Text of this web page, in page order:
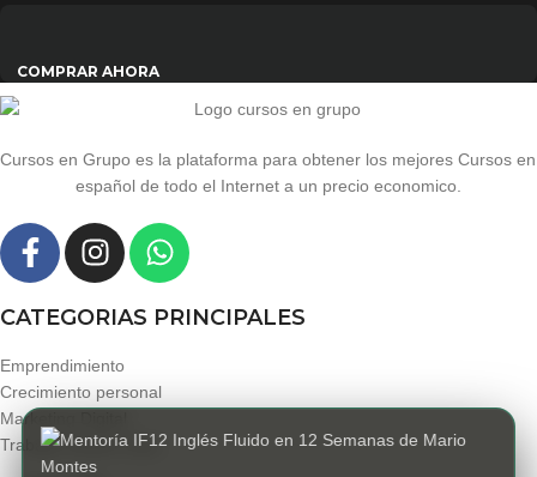
COMPRAR AHORA
Cursos en Grupo es la plataforma para obtener los mejores Cursos en
español de todo el Internet a un precio economico.
CATEGORIAS PRINCIPALES
Emprendimiento
Crecimiento personal
Marketing Digital
Trabajar desde Casa